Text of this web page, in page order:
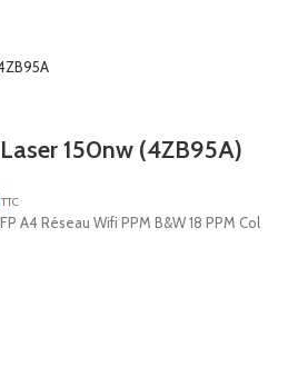
150nw (4ZB95A)
TTC
A4 Réseau Wifi PPM B&W 18 PPM Col